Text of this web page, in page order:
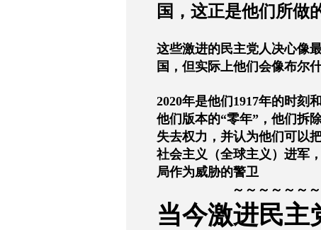
国，这正是他们所做
这些激进的民主党人决心像
国，但实际上他们会像布尔
2020年是他们1917年的时刻
他们版本的“零年”，他们拆
失去权力，并认为他们可以
社会主义（全球主义）进军，
局作为威胁的警卫
～～～～～～
当今激进民主